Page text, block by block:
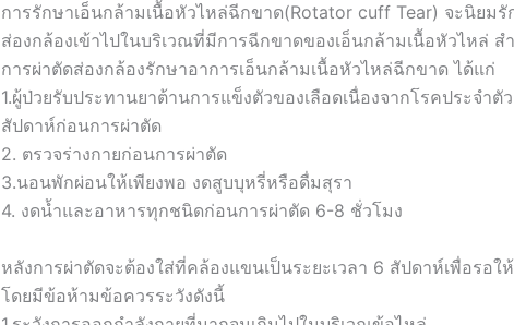
การรักษาเอ็นกล้ามเนื้อหัวไหล่ฉีกขาด(Rotator cuff Tear) จะนิยมรั
ส่องกล้องเข้าไปในบริเวณที่มีการฉีกขาดของเอ็นกล้ามเนื้อหัวไหล่ ส
การผ่าตัดส่องกล้องรักษาอาการเอ็นกล้ามเนื้อหัวไหล่ฉีกขาด ได้แก่
1.ผู้ป่วยรับประทานยาต้านการแข็งตัวของเลือดเนื่องจากโรคประจำตั
สัปดาห์ก่อนการผ่าตัด
2. ตรวจร่างกายก่อนการผ่าตัด
3.นอนพักผ่อนให้เพียงพอ งดสูบบุหรี่หรือดื่มสุรา
4. งดน้ำและอาหารทุกชนิดก่อนการผ่าตัด 6-8 ชั่วโมง
หลังการผ่าตัดจะต้องใส่ที่คล้องแขนเป็นระยะเวลา 6 สัปดาห์เพื่อรอ
โดยมีข้อห้ามข้อควรระวังดังนี้